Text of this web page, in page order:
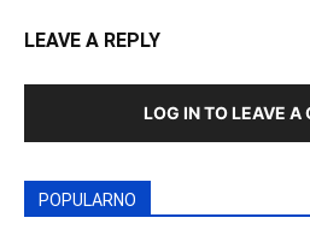
LEAVE A REPLY
LOG IN TO LEAVE A
POPULARNO